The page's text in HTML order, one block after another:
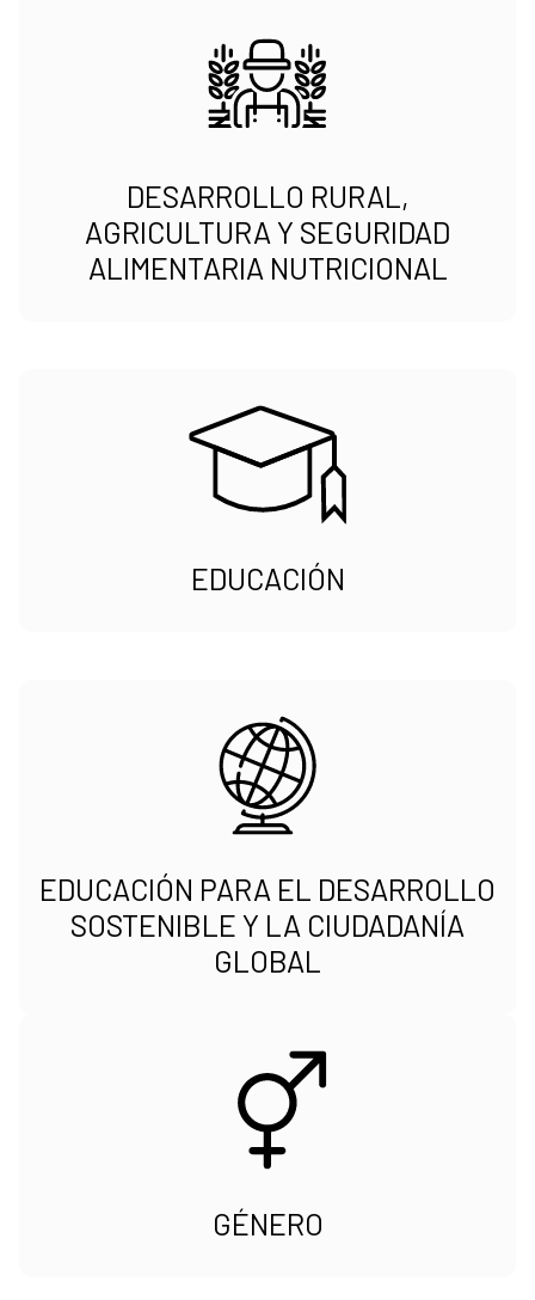
DESARROLLO RURAL,
AGRICULTURA Y SEGURIDAD
ALIMENTARIA NUTRICIONAL
EDUCACIÓN
EDUCACIÓN PARA EL DESARROLLO
SOSTENIBLE Y LA CIUDADANÍA
GLOBAL
GÉNERO